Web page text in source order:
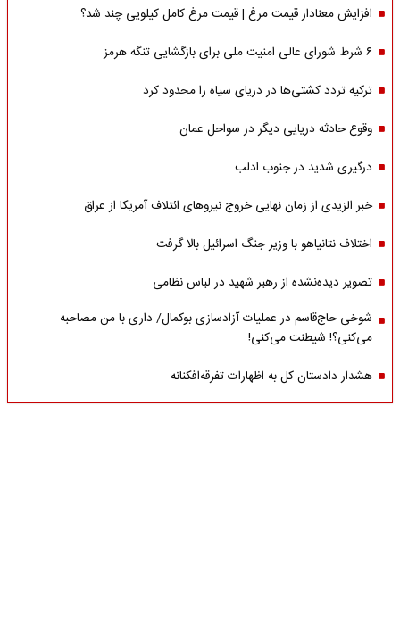
افزایش معنادار قیمت مرغ | قیمت مرغ کامل کیلویی چند شد؟
۶ شرط شورای عالی امنیت ملی برای بازگشایی تنگه هرمز
ترکیه تردد کشتی‌ها در دریای سیاه را محدود کرد
وقوع حادثه دریایی دیگر در سواحل عمان
درگیری شدید در جنوب ادلب
خبر الزیدی از زمان نهایی خروج نیروهای ائتلاف آمریکا از عراق
اختلاف نتانیاهو با وزیر جنگ اسرائیل بالا گرفت
تصویر دیده‌نشده از رهبر شهید در لباس نظامی
شوخی حاج‌قاسم در عملیات آزادسازی بوکمال/ داری با من مصاحبه‌
می‌کنی؟! شیطنت می‌کنی!
هشدار دادستان کل به اظهارات تفرقه‌افکنانه